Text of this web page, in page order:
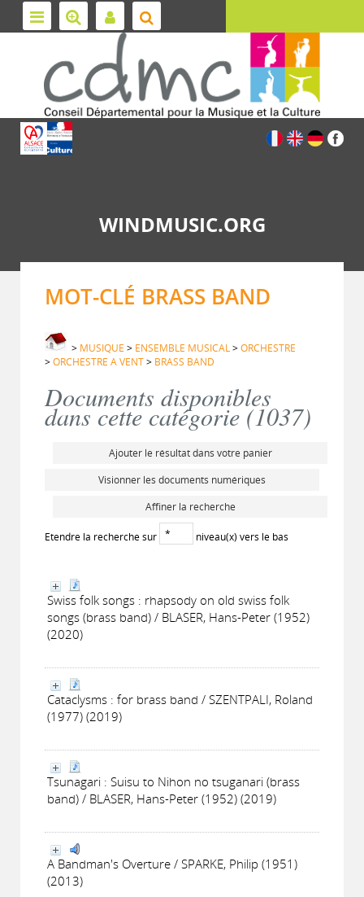
WINDMUSIC.ORG
MOT-CLÉ BRASS BAND
> MUSIQUE > ENSEMBLE MUSICAL>ORCHESTRE
>ORCHESTRE A VENT> BRASS BAND
Documents disponibles
dans cette catégorie (1037)
Ajouter le résultat dans votre panier
Visionner les documents numériques
Affiner la recherche
Etendre la recherche sur niveau(x) vers le bas
Swiss folk songs : rhapsody on old swiss folk
songs (brass band) / BLASER, Hans-Peter (1952)
(2020)
Cataclysms : for brass band / SZENTPALI, Roland
(1977) (2019)
Tsunagari : Suisu to Nihon no tsuganari (brass
band) / BLASER, Hans-Peter (1952) (2019)
A Bandman's Overture / SPARKE, Philip (1951)
(2013)